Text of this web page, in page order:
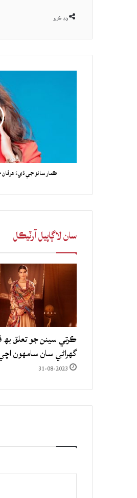
ونڊ ڪريو
ڪمار سانو جي ڌيءَ عرفان
سان لاڳاپيل آرٽيڪل
ڪرتي سينن جو تعلق
گهراڻي سان سامهون
31-08-2023